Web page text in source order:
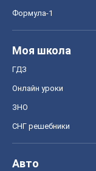
Формула-1
Моя школа
ГДЗ
Онлайн уроки
ЗНО
СНГ решебники
Авто